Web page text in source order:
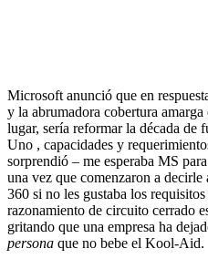
Microsoft anunció que en
y la abrumadora cobertura
lugar, sería reformar la década de
Uno , capacidades y
sorprendió – me esperaba MS
una vez que comenzaron a
360 si no les gustaba los
razonamiento de circuito cerrado
gritando que una empresa ha
persona que no bebe el Kool-Aid.